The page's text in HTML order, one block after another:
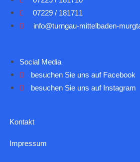
07229 / 181711
info@turngau-mittelbaden-
Social Media
besuchen Sie uns auf Facebook
besuchen Sie uns auf Instagram
Kontakt
Impressum